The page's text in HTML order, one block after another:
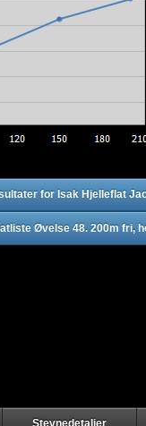
for Isak Hjelleflat
Øvelse 48. 200m fri,
Stevnedetaljer